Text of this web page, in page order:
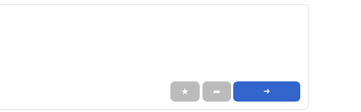
★ ➦ ➜